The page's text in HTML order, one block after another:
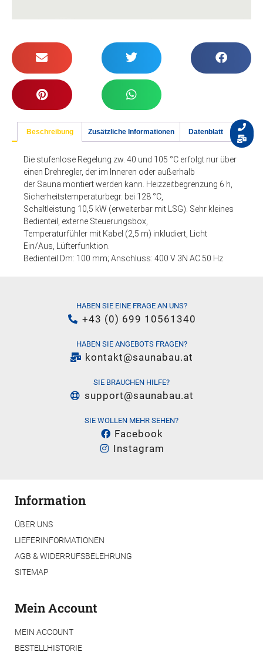
Beschreibung Zusätzliche Informationen Datenblatt
Die stufenlose Regelung zw. 40 und 105 °C erfolgt nur über
einen Drehregler, der im Inneren oder außerhalb
der Sauna montiert werden kann. Heizzeitbegrenzung 6 h,
Sicherheitstemperaturbegr. bei 128 °C,
Schaltleistung 10,5 kW (erweiterbar mit LSG). Sehr kleines
Bedienteil, externe Steuerungsbox,
Temperaturfühler mit Kabel (2,5 m) inkludiert, Licht
Ein/Aus, Lüfterfunktion.
Bedienteil Dm: 100 mm; Anschluss: 400 V 3N AC 50 Hz
HABEN SIE EINE FRAGE AN UNS?
+43 (0) 699 10561340
HABEN SIE ANGEBOTS FRAGEN?
kontakt@saunabau.at
SIE BRAUCHEN HILFE?
support@saunabau.at
SIE WOLLEN MEHR SEHEN?
Facebook
Instagram
Information
ÜBER UNS
LIEFERINFORMATIONEN
AGB & WIDERRUFSBELEHRUNG
SITEMAP
Mein Account
MEIN ACCOUNT
BESTELLHISTORIE